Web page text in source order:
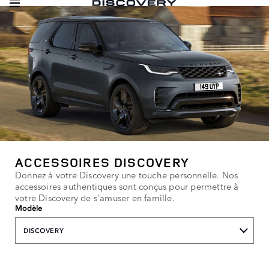
ACCESSOIRES DISCOVERY
Donnez à votre Discovery une touche personnelle. Nos
accessoires authentiques sont conçus pour permettre à
votre Discovery de s'amuser en famille.
Modèle
DISCOVERY